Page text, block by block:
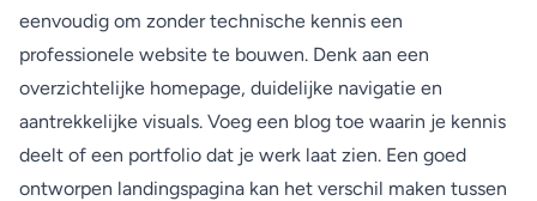
eenvoudig om zonder technische kennis een
professionele website te bouwen. Denk aan een
overzichtelijke homepage, duidelijke navigatie en
aantrekkelijke visuals. Voeg een blog toe waarin je kennis
deelt of een portfolio dat je werk laat zien. Een goed
ontworpen landingspagina kan het verschil maken tussen